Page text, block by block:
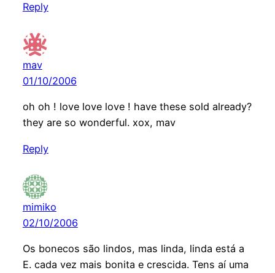
Reply
mav
01/10/2006
oh oh ! love love love ! have these sold already?
they are so wonderful. xox, mav
Reply
mimiko
02/10/2006
Os bonecos são lindos, mas linda, linda está a
E. cada vez mais bonita e crescida. Tens aí uma